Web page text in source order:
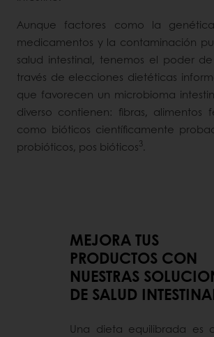
Aunque factores como la
medicamentos y la contaminación
salud intestinal, tenemos el poder
través de elecciones dietéticas
que favorecen un microbioma
diverso contienen: fibras, alimentos
como bióticos científicamente
probióticos, pos bióticos3.
MEJORA TUS
PRODUCTOS CON
NUESTRAS
DE SALUD
Una dieta equilibrada es